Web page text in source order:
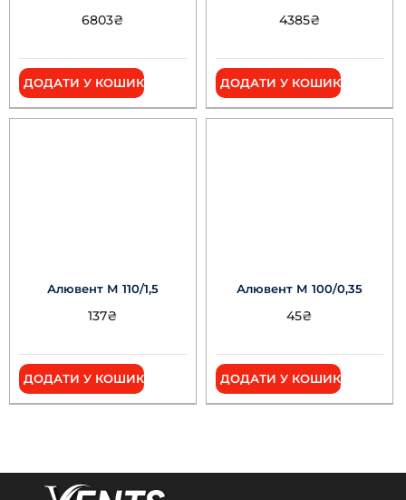
6803₴
ДОДАТИ У КОШИК
4385₴
ДОДАТИ У КОШИК
Алювент М 110/1,5
137₴
ДОДАТИ У КОШИК
Алювент М 100/0,35
45₴
ДОДАТИ У КОШИК